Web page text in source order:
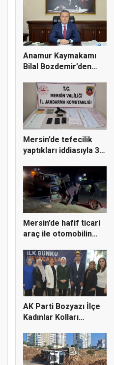
Anamur Kaymakamı
Bilal Bozdemir’den
Mersin’de tefecilik
yaptıkları iddiasıyla 3
Mersin’de hafif ticari
araç ile otomobilin
AK Parti Bozyazı İlçe
Kadınlar Kolları